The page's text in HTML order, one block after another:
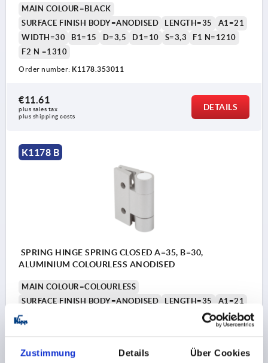
Zustimmung Details Über Cookies
MAIN COLOUR=BLACK
SURFACE FINISH BODY=ANODISED
LENGTH=35
A1=21
WIDTH=30
B1=15 D=3,5 D1=10 S=3,3
F1 N=1210
F2 N =1310
Order number: K1178.353011
€11.61
plus sales tax
plus shipping costs
DETAILS
K1178 B
SPRING HINGE SPRING CLOSED A=35, B=30,
ALUMINIUM COLOURLESS ANODISED
MAIN COLOUR=COLOURLESS
SURFACE FINISH BODY=ANODISED
LENGTH=35
A1=21
WIDTH=30
F1 N=1210